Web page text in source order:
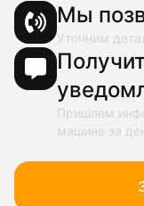
Мы
Уточним
Пришлем
машине за